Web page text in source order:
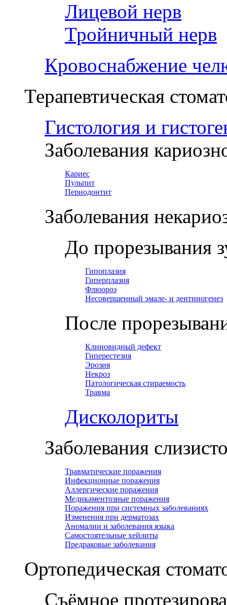
Лицевой нерв
Тройничный нерв
Кровоснабжение
Терапевтическая
Гистология и
Заболевания
Кариес
Пульпит
Периодонтит
Заболевания
До прорезывания
Гипоплазия
Гиперплазия
Флюороз
Несовершенный эмале- и дентиногенез
После
Клиновидный дефект
Гиперестезия
Эрозия
Некроз
Патологическая стираемость
Травма
Дисколориты
Заболевания
Травматические поражения
Инфекционные поражения
Аллергические поражения
Медикаментозные поражения
Поражения при системных заболеваниях
Изменения при дерматозах
Аномалии и заболевания языка
Самостоятельные хейлиты
Предраковые заболевания
Ортопедическая
Съёмное